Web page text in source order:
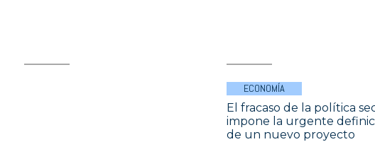
ECONOMÍA
El fracaso de la política
impone la urgente
de un nuevo proyecto